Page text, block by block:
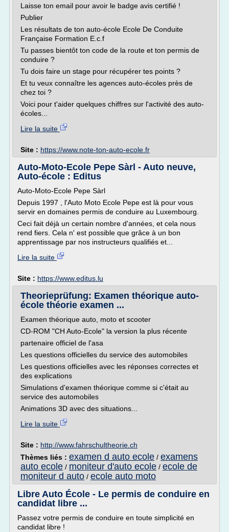
Laisse ton email pour avoir le badge avis certifié !
Publier
Les résultats de ton auto-école Ecole De Conduite
Française Formation E.c.f
Tu passes bientôt ton code de la route et ton permis de
conduire ?
Tu dois faire un stage pour récupérer tes points ?
Et tu veux connaître les agences auto-écoles près de
chez toi ?
Voici pour t'aider quelques chiffres sur l'activité des auto-
écoles...
Lire la suite
Site : https://www.note-ton-auto-ecole.fr
Auto-Moto-Ecole Pepe Sàrl - Auto neuve,
Auto-école : Editus
Auto-Moto-Ecole Pepe Sàrl
Depuis 1997 , l'Auto Moto Ecole Pepe est là pour vous
servir en domaines permis de conduire au Luxembourg.
Ceci fait déjà un certain nombre d'années, et cela nous
rend fiers. Cela n' est possible que grâce à un bon
apprentissage par nos instructeurs qualifiés et...
Lire la suite
Site : https://www.editus.lu
Theorieprüfung: Examen théorique auto-
école théorie examen ...
Examen théorique auto, moto et scooter
CD-ROM "CH Auto-Ecole" la version la plus récente
partenaire officiel de l'asa
Les questions officielles du service des automobiles
Les questions officielles avec les réponses correctes et
des explications
Simulations d'examen théorique comme si c'était au
service des automobiles
Animations 3D avec des situations...
Lire la suite
Site : http://www.fahrschultheorie.ch
Thèmes liés : examen d auto ecole / examens
auto ecole / moniteur d'auto ecole / ecole de
moniteur d auto / ecole auto moto
Libre Auto École - Le permis de conduire en
candidat libre ...
Passez votre permis de conduire en toute simplicité en
candidat libre !